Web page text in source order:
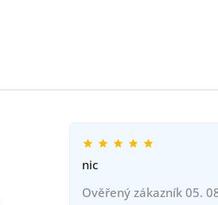
nic
Ověřený zákazník 05.